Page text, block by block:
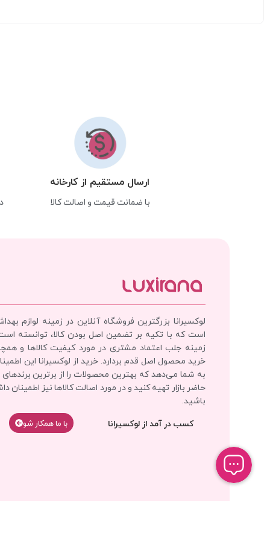
ارسال مستقیم از کارخانه
با ضمانت قیمت و اصالت کالا
لوکسیرانا بزرگترین فروشگاه آنلاین در زمینه لوازم
است که با تکیه بر تضمین اصل بودن کالا، توانسته
زمینه جلب اعتماد مشتری در مورد کیفیت کالاها و
خرید محصول اصل قدم بردارد. خرید از لوکسیرانا این
به شما می‌دهد که بهترین محصولات را از برترین برندهای
حاضر بازار تهیه کنید و در مورد اصالت کالاها نیز اطمینان
باشید.
کسب در آمد از لوکسیرانا با‌‌ ما همکار شو